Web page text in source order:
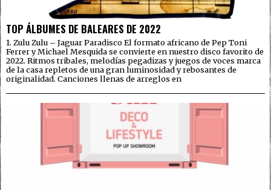
TOP ÁLBUMES DE BALEARES DE 2022
1. Zulu Zulu – Jaguar Paradisco El formato africano de Pep Toni
Ferrer y Michael Mesquida se convierte en nuestro disco favorito de
2022. Ritmos tribales, melodías pegadizas y juegos de voces marca
de la casa repletos de una gran luminosidad y rebosantes de
originalidad. Canciones llenas de arreglos en